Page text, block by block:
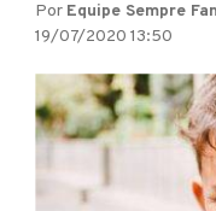
Por Equipe Sempre
19/07/2020 13:50